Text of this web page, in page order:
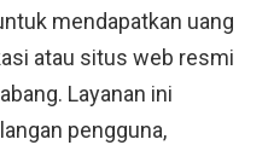
mendapatkan uang
atau situs web resmi
Layanan ini
pengguna,